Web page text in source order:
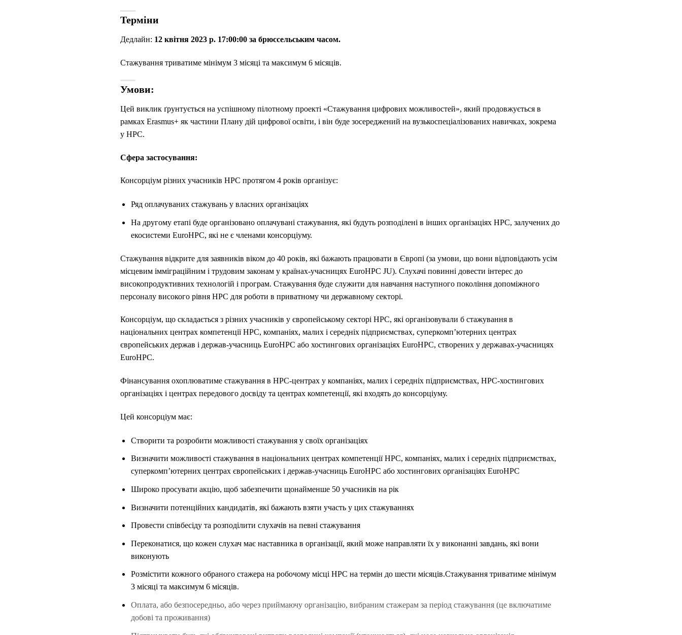
Терміни
Дедлайн: 12 квітня 2023 р. 17:00:00 за брюссельським часом.
Стажування триватиме мінімум 3 місяці та максимум 6 місяців.
Умови:
Цей виклик ґрунтується на успішному пілотному проекті «Стажування цифрових можливостей», який продовжується в
рамках Erasmus+ як частини Плану дій цифрової освіти, і він буде зосереджений на вузькоспеціалізованих навичках, зокрема
у HPC.
Сфера застосування:
Консорціум різних учасників HPC протягом 4 років організує:
Ряд оплачуваних стажувань у власних організаціях
На другому етапі буде організовано оплачувані стажування, які будуть розподілені в інших організаціях HPC, залучених до
екосистеми EuroHPC, які не є членами консорціуму.
Стажування відкрите для заявників віком до 40 років, які бажають працювати в Європі (за умови, що вони відповідають усім
місцевим імміграційним і трудовим законам у країнах-учасницях EuroHPC JU). Слухачі повинні довести інтерес до
високопродуктивних технологій і програм. Стажування буде служити для навчання наступного покоління допоміжного
персоналу високого рівня HPC для роботи в приватному чи державному секторі.
Консорціум, що складається з різних учасників у європейському секторі HPC, які організовували б стажування в
національних центрах компетенції HPC, компаніях, малих і середніх підприємствах, суперкомп’ютерних центрах
європейських держав і держав-учасниць EuroHPC або хостингових організаціях EuroHPC, створених у державах-учасницях
EuroHPC.
Фінансування охоплюватиме стажування в HPC-центрах у компаніях, малих і середніх підприємствах, HPC-хостингових
організаціях і центрах передового досвіду та центрах компетенції, які входять до консорціуму.
Цей консорціум має:
Створити та розробити можливості стажування у своїх організаціях
Визначити можливості стажування в національних центрах компетенції HPC, компаніях, малих і середніх підприємствах,
суперкомп’ютерних центрах європейських і держав-учасниць EuroHPC або хостингових організаціях EuroHPC
Широко просувати акцію, щоб забезпечити щонайменше 50 учасників на рік
Визначити потенційних кандидатів, які бажають взяти участь у цих стажуваннях
Провести співбесіду та розподілити слухачів на певні стажування
Переконатися, що кожен слухач має наставника в організації, який може направляти їх у виконанні завдань, які вони
виконують
Розмістити кожного обраного стажера на робочому місці HPC на термін до шести місяців.Стажування триватиме мінімум
3 місяці та максимум 6 місяців.
Оплата, або безпосередньо, або через приймаючу організацію, вибраним стажерам за період стажування (це включатиме
добові та проживання)